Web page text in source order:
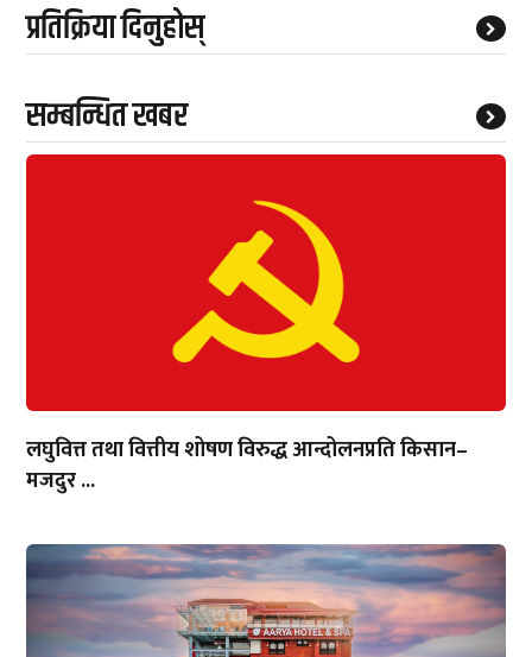
प्रतिक्रिया दिनुहोस्
सम्बन्धित खबर
लघुवित्त तथा वित्तीय शोषण विरुद्ध आन्दोलनप्रति किसान–
मजदुर ...